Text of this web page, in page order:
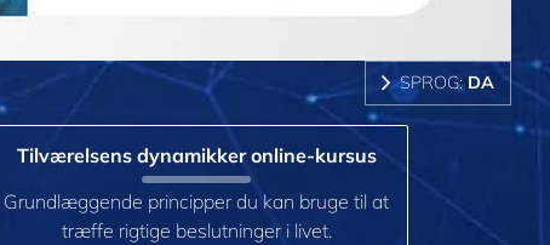
SPROG: DA
Tilværelsens dynamikker online-kursus
Grundlæggende principper du kan bruge til at
træffe rigtige beslutninger i livet.